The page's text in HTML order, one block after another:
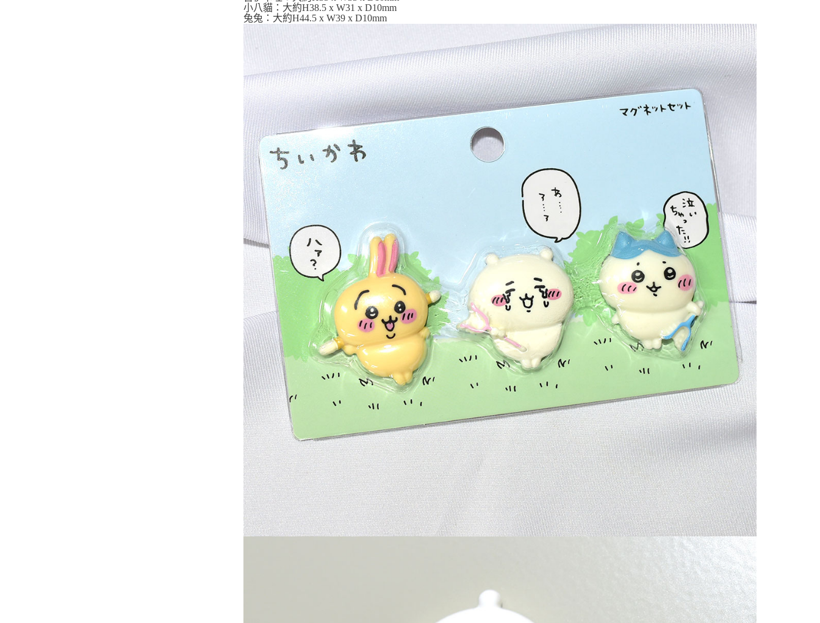
宅配
每筆NT$100，滿NT$999(含以上)免運費
小八貓：大約H38.5 x W31 x D10mm
兔兔：大約H44.5 x W39 x D10mm